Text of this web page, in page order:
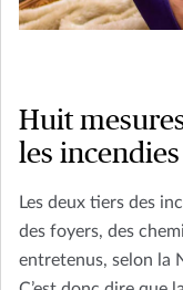
Huit
les
Les deux tiers des
des foyers, des
entretenus, selon la